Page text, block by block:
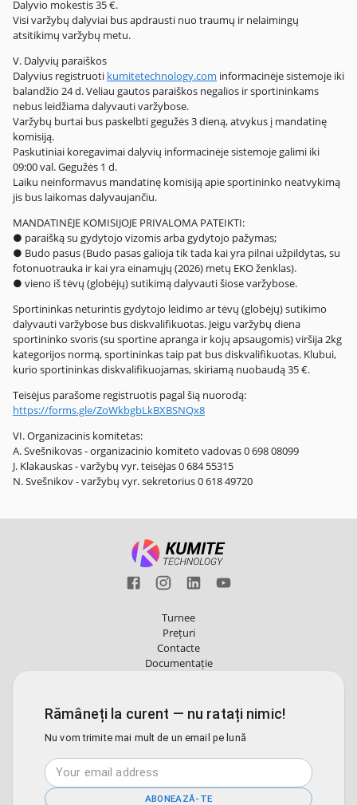
Dalyvio mokestis 35 €.
Visi varžybų dalyviai bus apdrausti nuo traumų ir nelaimingų
atsitikimų varžybų metu.
V. Dalyvių paraiškos
Dalyvius registruoti kumitetechnology.com informacinėje sistemoje iki
balandžio 24 d. Vėliau gautos paraiškos negalios ir sportininkams
nebus leidžiama dalyvauti varžybose.
Varžybų burtai bus paskelbti gegužės 3 dieną, atvykus į mandatinę
komisiją.
Paskutiniai koregavimai dalyvių informacinėje sistemoje galimi iki
09:00 val. Gegužės 1 d.
Laiku neinformavus mandatinę komisiją apie sportininko neatvykimą
jis bus laikomas dalyvaujančiu.
MANDATINĖJE KOMISIJOJE PRIVALOMA PATEIKTI:
● paraišką su gydytojo vizomis arba gydytojo pažymas;
● Budo pasus (Budo pasas galioja tik tada kai yra pilnai užpildytas, su
fotonuotrauka ir kai yra einamųjų (2026) metų EKO ženklas).
● vieno iš tėvų (globėjų) sutikimą dalyvauti šiose varžybose.
Sportininkas neturintis gydytojo leidimo ar tėvų (globėjų) sutikimo
dalyvauti varžybose bus diskvalifikuotas. Jeigu varžybų diena
sportininko svoris (su sportine apranga ir kojų apsaugomis) viršija 2kg
kategorijos normą, sportininkas taip pat bus diskvalifikuotas. Klubui,
kurio sportininkas diskvalifikuojamas, skiriamą nuobaudą 35 €.
Teisėjus parašome registruotis pagal šią nuorodą:
https://forms.gle/ZoWkbgbLkBXBSNQx8
VI. Organizacinis komitetas:
A. Svešnikovas - organizacinio komiteto vadovas 0 698 08099
J. Klakauskas - varžybų vyr. teisėjas 0 684 55315
N. Svešnikov - varžybų vyr. sekretorius 0 618 49720
Turnee
Prețuri
Contacte
Documentație
Rămâneți la curent — nu ratați nimic!
Nu vom trimite mai mult de un email pe lună
ABONEAZĂ-TE